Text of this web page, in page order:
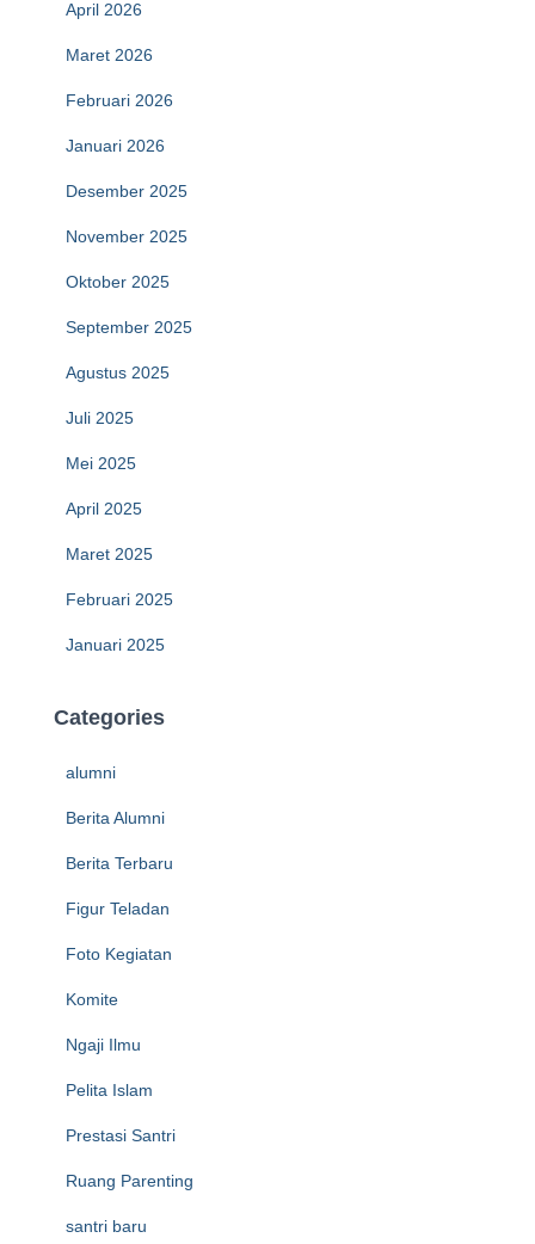
April 2026
Maret 2026
Februari 2026
Januari 2026
Desember 2025
November 2025
Oktober 2025
September 2025
Agustus 2025
Juli 2025
Mei 2025
April 2025
Maret 2025
Februari 2025
Januari 2025
Categories
alumni
Berita Alumni
Berita Terbaru
Figur Teladan
Foto Kegiatan
Komite
Ngaji Ilmu
Pelita Islam
Prestasi Santri
Ruang Parenting
santri baru